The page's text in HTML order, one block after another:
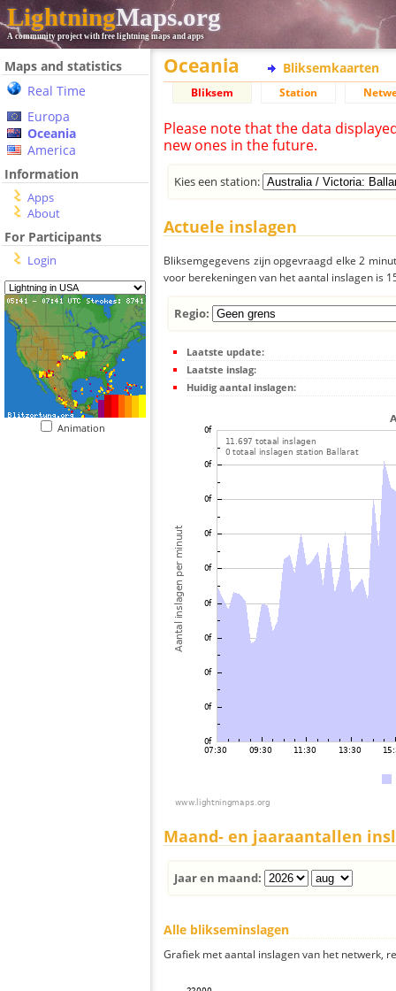
LightningMaps.org
A community project with free lightning maps and apps
Maps and statistics
Real Time
Europa
Oceania
America
Information
Apps
About
For Participants
Login
Animation
Oceania Bliksemkaarten
Bliksem Station
Please note that the data
new ones in the future.
Kies een station:
Actuele inslagen
Bliksemgegevens zijn opgevraagd elke 2
voor berekeningen van het aantal inslagen is
Regio:
Laatste update:
Laatste inslag:
Huidig aantal inslagen:
Maand- en jaaraantallen
Jaar en maand:
Alle blikseminslagen
Grafiek met aantal inslagen van het netwerk,